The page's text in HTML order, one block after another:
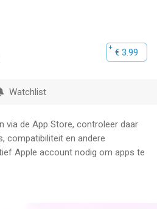
€ 3.99
Watchlist
via de App Store, controleer daar
compatibiliteit en andere
Apple account nodig om apps te